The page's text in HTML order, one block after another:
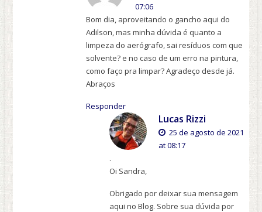
07:06
Bom dia, aproveitando o gancho aqui do
Adilson, mas minha dúvida é quanto a
limpeza do aerógrafo, sai resíduos com que
solvente? e no caso de um erro na pintura,
como faço pra limpar? Agradeço desde já.
Abraços
Responder
Lucas Rizzi
25 de agosto de 2021
at 08:17
.
Oi Sandra,
Obrigado por deixar sua mensagem
aqui no Blog. Sobre sua dúvida por